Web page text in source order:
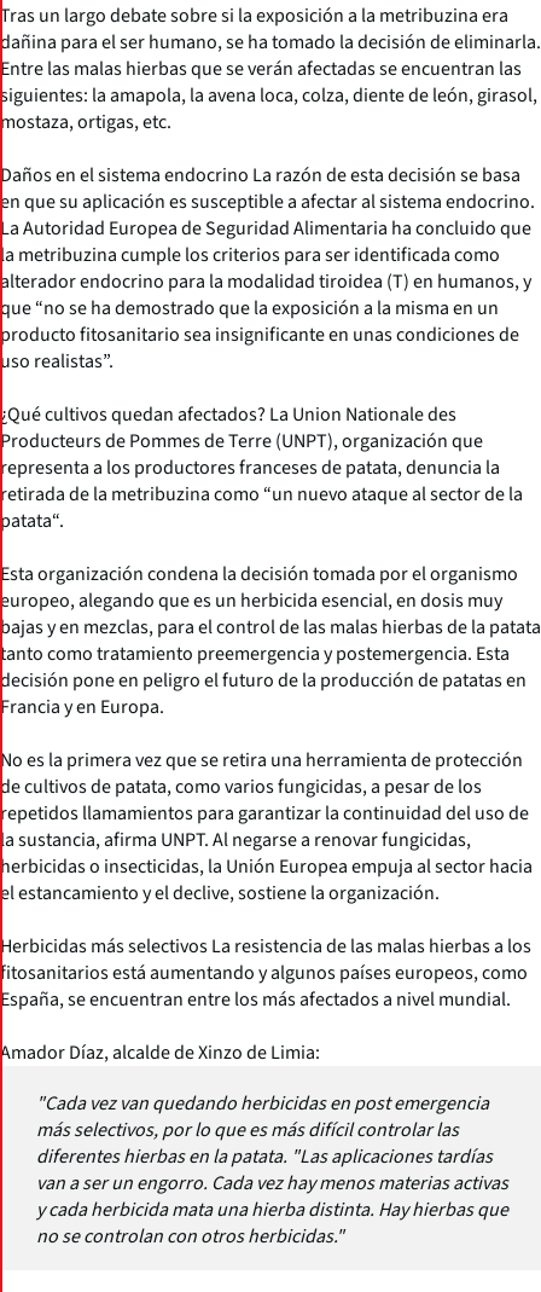
Tras un largo debate sobre si la exposición a la metribuzina era
dañina para el ser humano, se ha tomado la decisión de eliminarla.
Entre las malas hierbas que se verán afectadas se encuentran las
siguientes: la amapola, la avena loca, colza, diente de león, girasol,
mostaza, ortigas, etc.
Daños en el sistema endocrino La razón de esta decisión se basa
en que su aplicación es susceptible a afectar al sistema endocrino.
La Autoridad Europea de Seguridad Alimentaria ha concluido que
la metribuzina cumple los criterios para ser identificada como
alterador endocrino para la modalidad tiroidea (T) en humanos, y
que “no se ha demostrado que la exposición a la misma en un
producto fitosanitario sea insignificante en unas condiciones de
uso realistas”.
¿Qué cultivos quedan afectados? La Union Nationale des
Producteurs de Pommes de Terre (UNPT), organización que
representa a los productores franceses de patata, denuncia la
retirada de la metribuzina como “un nuevo ataque al sector de la
patata“.
Esta organización condena la decisión tomada por el organismo
europeo, alegando que es un herbicida esencial, en dosis muy
bajas y en mezclas, para el control de las malas hierbas de la patata
tanto como tratamiento preemergencia y postemergencia. Esta
decisión pone en peligro el futuro de la producción de patatas en
Francia y en Europa.
No es la primera vez que se retira una herramienta de protección
de cultivos de patata, como varios fungicidas, a pesar de los
repetidos llamamientos para garantizar la continuidad del uso de
la sustancia, afirma UNPT. Al negarse a renovar fungicidas,
herbicidas o insecticidas, la Unión Europea empuja al sector hacia
el estancamiento y el declive, sostiene la organización.
Herbicidas más selectivos La resistencia de las malas hierbas a los
fitosanitarios está aumentando y algunos países europeos, como
España, se encuentran entre los más afectados a nivel mundial.
Amador Díaz, alcalde de Xinzo de Limia:
"Cada vez van quedando herbicidas en post emergencia
más selectivos, por lo que es más difícil controlar las
diferentes hierbas en la patata. "Las aplicaciones tardías
van a ser un engorro. Cada vez hay menos materias activas
y cada herbicida mata una hierba distinta. Hay hierbas que
no se controlan con otros herbicidas."